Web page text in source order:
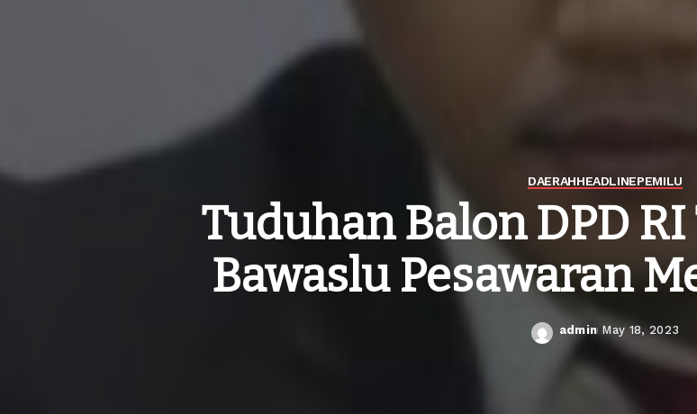
DAERAHHEADLINEPEMILU
Tuduhan Balon DPD
Bawaslu Pesawaran
admin May 18, 2023